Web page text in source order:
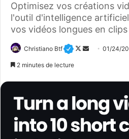
Optimisez vos créations
l'outil d'intelligence
vos vidéos longues en
Christiano Btf
F
o
w
o
n
y
e
r
u
01/24/
2 minutes de lecture